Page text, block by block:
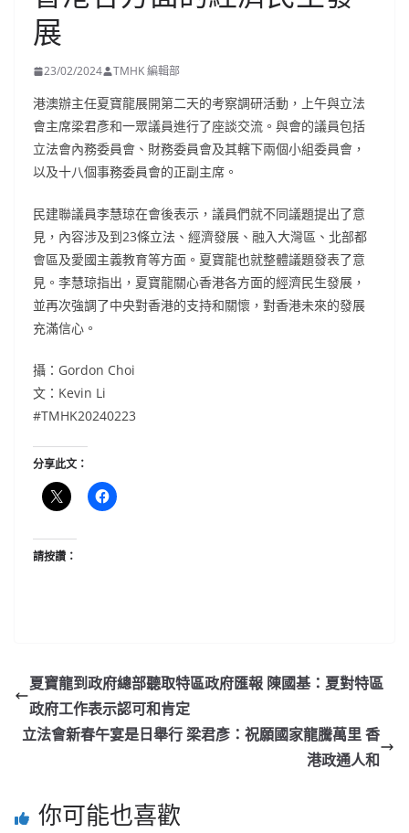
展
23/02/2024 TMHK 編輯部
港澳辦主任夏寶龍展開第二天的考察調研活動，上午與立法
會主席梁君彥和一眾議員進行了座談交流。與會的議員包括
立法會內務委員會、財務委員會及其轄下兩個小組委員會，
以及十八個事務委員會的正副主席。
民建聯議員李慧琼在會後表示，議員們就不同議題提出了意
見，內容涉及到23條立法、經濟發展、融入大灣區、北部都
會區及愛國主義教育等方面。夏寶龍也就整體議題發表了意
見。李慧琼指出，夏寶龍關心香港各方面的經濟民生發展，
並再次強調了中央對香港的支持和關懷，對香港未來的發展
充滿信心。
攝：Gordon Choi
文：Kevin Li
#TMHK20240223
分享此文：
請按讚：
夏寶龍到政府總部聽取特區政府匯報 陳國基：夏對特區
政府工作表示認可和肯定
立法會新春午宴是日舉行 梁君彥：祝願國家龍騰萬里 香
港政通人和
你可能也喜歡